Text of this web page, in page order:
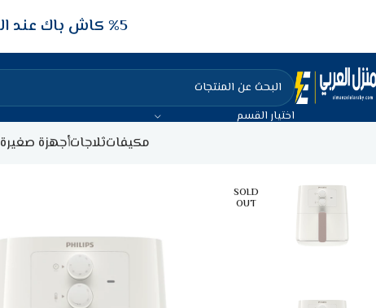
5‎% كاش باك عند الدفع عن طريق الفيزا البنكيه
اختيار القسم
مكيفاتثلاجاتأجهزة صغيرة
SOLD
OUT